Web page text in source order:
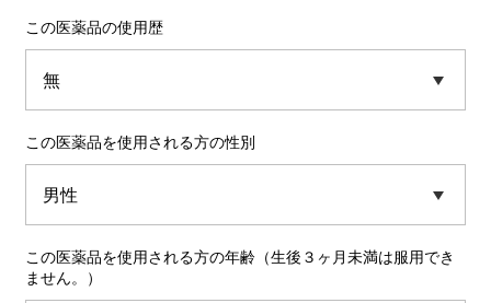
この医薬品の使用歴
この医薬品を使用される方の性別
この医薬品を使用される方の年齢（生後３ヶ月未満は服用でき
ません。）